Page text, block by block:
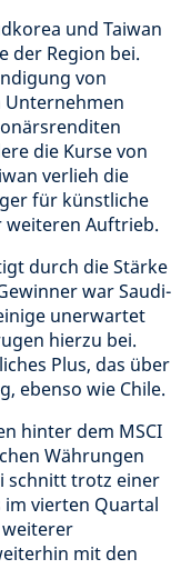
und Taiwan
der Region bei.
von
die Kurse von
verlieh die
für künstliche
weiteren Auftrieb.
durch die Stärke
war Saudi-
unerwartet
hierzu bei.
Plus, das über
ebenso wie Chile.
hinter dem MSCI
Währungen
schnitt trotz einer
im vierten Quartal
weiterer
mit den